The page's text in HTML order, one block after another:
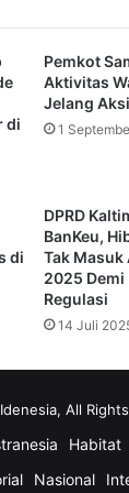
di penuhi
Kukar,”
telah
persoalan
produktivitas
berkenaan
dan
Kaltim, supaya
dari Dapil
Kukar.
di
Pemkot
Aktivitas
Jelang
1
di
DPRD
BanKeu,
Tak Masuk
2025 Demi
Regulasi
14 Juli
All
Habitat
Nasional